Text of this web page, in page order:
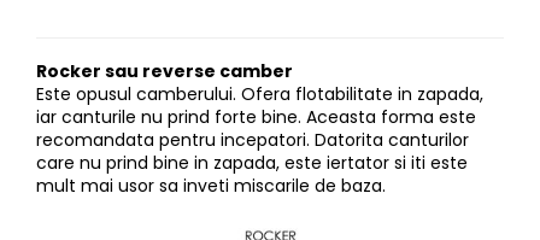
Rocker sau reverse camber
Este opusul camberului. Ofera flotabilitate in zapada,
iar canturile nu prind forte bine. Aceasta forma este
recomandata pentru incepatori. Datorita canturilor
care nu prind bine in zapada, este iertator si iti este
mult mai usor sa inveti miscarile de baza.